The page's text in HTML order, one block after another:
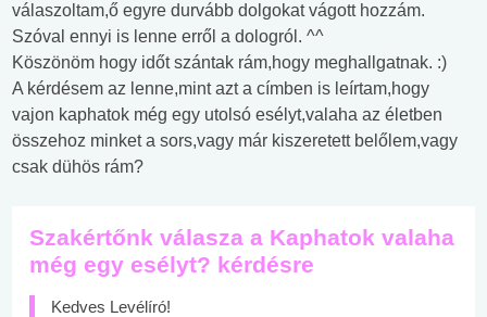
válaszoltam,ő egyre durvább dolgokat vágott hozzám.
Szóval ennyi is lenne erről a dologról. ^^
Köszönöm hogy időt szántak rám,hogy meghallgatnak. :)
A kérdésem az lenne,mint azt a címben is leírtam,hogy
vajon kaphatok még egy utolsó esélyt,valaha az életben
összehoz minket a sors,vagy már kiszeretett belőlem,vagy
csak dühös rám?
Szakértőnk válasza a Kaphatok valaha
még egy esélyt? kérdésre
Kedves Levélíró!